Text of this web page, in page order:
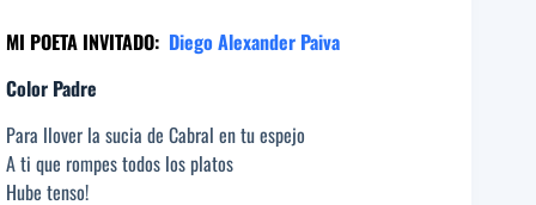
MI POETA INVITADO: Diego Alexander Paiva
Color Padre
Para llover la sucia de Cabral en tu espejo
A ti que rompes todos los platos
Hube tenso!